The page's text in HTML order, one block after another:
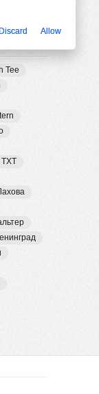
Tee
TXT
Discard Allow